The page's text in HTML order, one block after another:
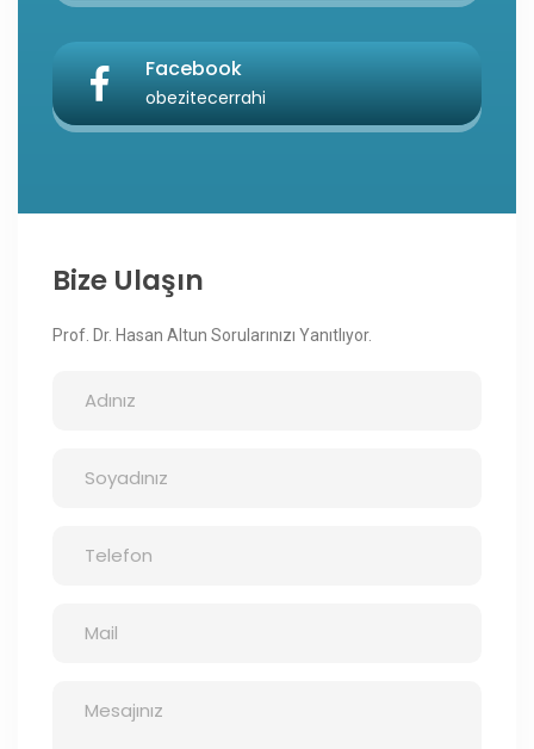
Facebook
obezitecerrahi
Bize Ulaşın
Prof. Dr. Hasan Altun Sorularınızı Yanıtlıyor.